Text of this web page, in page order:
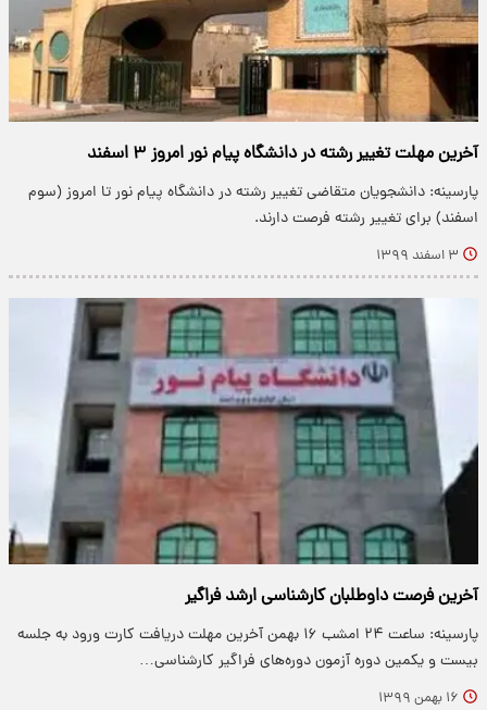
آخرین مهلت تغییر رشته در دانشگاه پیام نور امروز ۳ اسفند
پارسینه: دانشجویان متقاضی تغییر رشته در دانشگاه پیام نور تا امروز (سوم
اسفند) برای تغییر رشته فرصت دارند.
۳ اسفند ۱۳۹۹
آخرین فرصت داوطلبان کارشناسی ارشد فراگیر
پارسینه: ساعت ۲۴ امشب ۱۶ بهمن آخرین مهلت دریافت کارت ورود به جلسه
بیست و یکمین دوره آزمون دوره‌های فراگیر کارشناسی…
۱۶ بهمن ۱۳۹۹